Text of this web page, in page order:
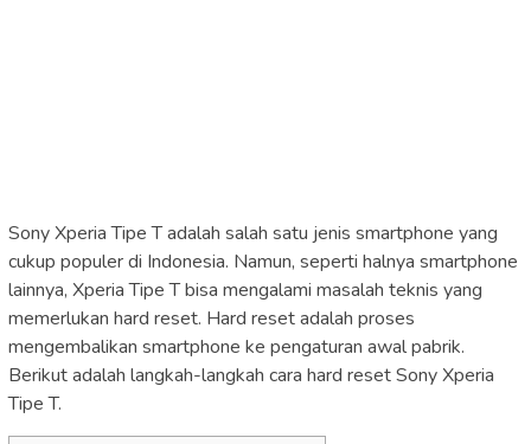
Sony Xperia Tipe T adalah salah satu jenis smartphone yang
cukup populer di Indonesia. Namun, seperti halnya smartphone
lainnya, Xperia Tipe T bisa mengalami masalah teknis yang
memerlukan hard reset. Hard reset adalah proses
mengembalikan smartphone ke pengaturan awal pabrik.
Berikut adalah langkah-langkah cara hard reset Sony Xperia
Tipe T.